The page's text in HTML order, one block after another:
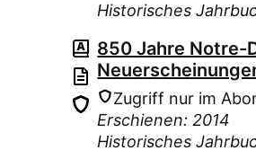
Historisches
850 Jahre Notre-
Zugriff nur im
Erschienen: 2014
Historisches